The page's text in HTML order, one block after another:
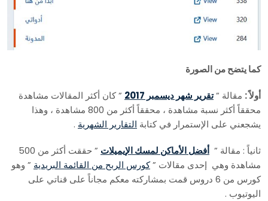
كما يتضح من الصورة
أولاً : مقالة ”تقرير شهر ديسمبر 2017
” كان أكثر المقالات مشاهدة
محققاً أكثر نسبة مشاهدة ، محققاً أكثر من 800 مشاهدة ، وهذا
يشجعني على الإستمرار في كتابة التقارير الشهرية .
ثانياً : مقالة ” أفضل الأماكن لمسك الإيميلات
” حققت أكثر من 500
مشاهدة وهي إحدى مقالات ”كورس الربح من القائمة البريدية ” وهو
كورس من 6 دروس قمت بمشاركته معكم مجاناً على قناتي على
اليوتيوب .